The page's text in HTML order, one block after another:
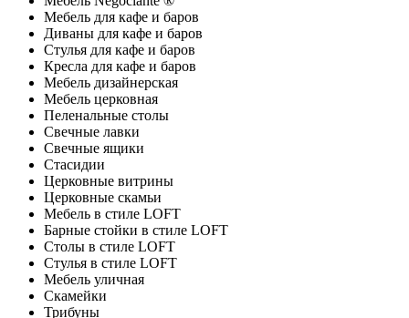
Мебель для кафе и баров
Диваны для кафе и баров
Стулья для кафе и баров
Кресла для кафе и баров
Мебель дизайнерская
Мебель церковная
Пеленальные столы
Свечные лавки
Свечные ящики
Стасидии
Церковные витрины
Церковные скамьи
Мебель в стиле LOFT
Барные стойки в стиле LOFT
Столы в стиле LOFT
Стулья в стиле LOFT
Мебель уличная
Скамейки
Трибуны